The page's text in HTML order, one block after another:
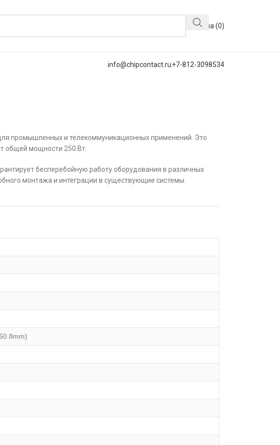
Корзина (0)
info@chipcontact.ru+7-812-3098534
промышленных и телекоммуникационных применений. Это
общей мощности 250 Вт.
бесперебойную работу оборудования в различных
монтажа и интеграции в существующие системы.